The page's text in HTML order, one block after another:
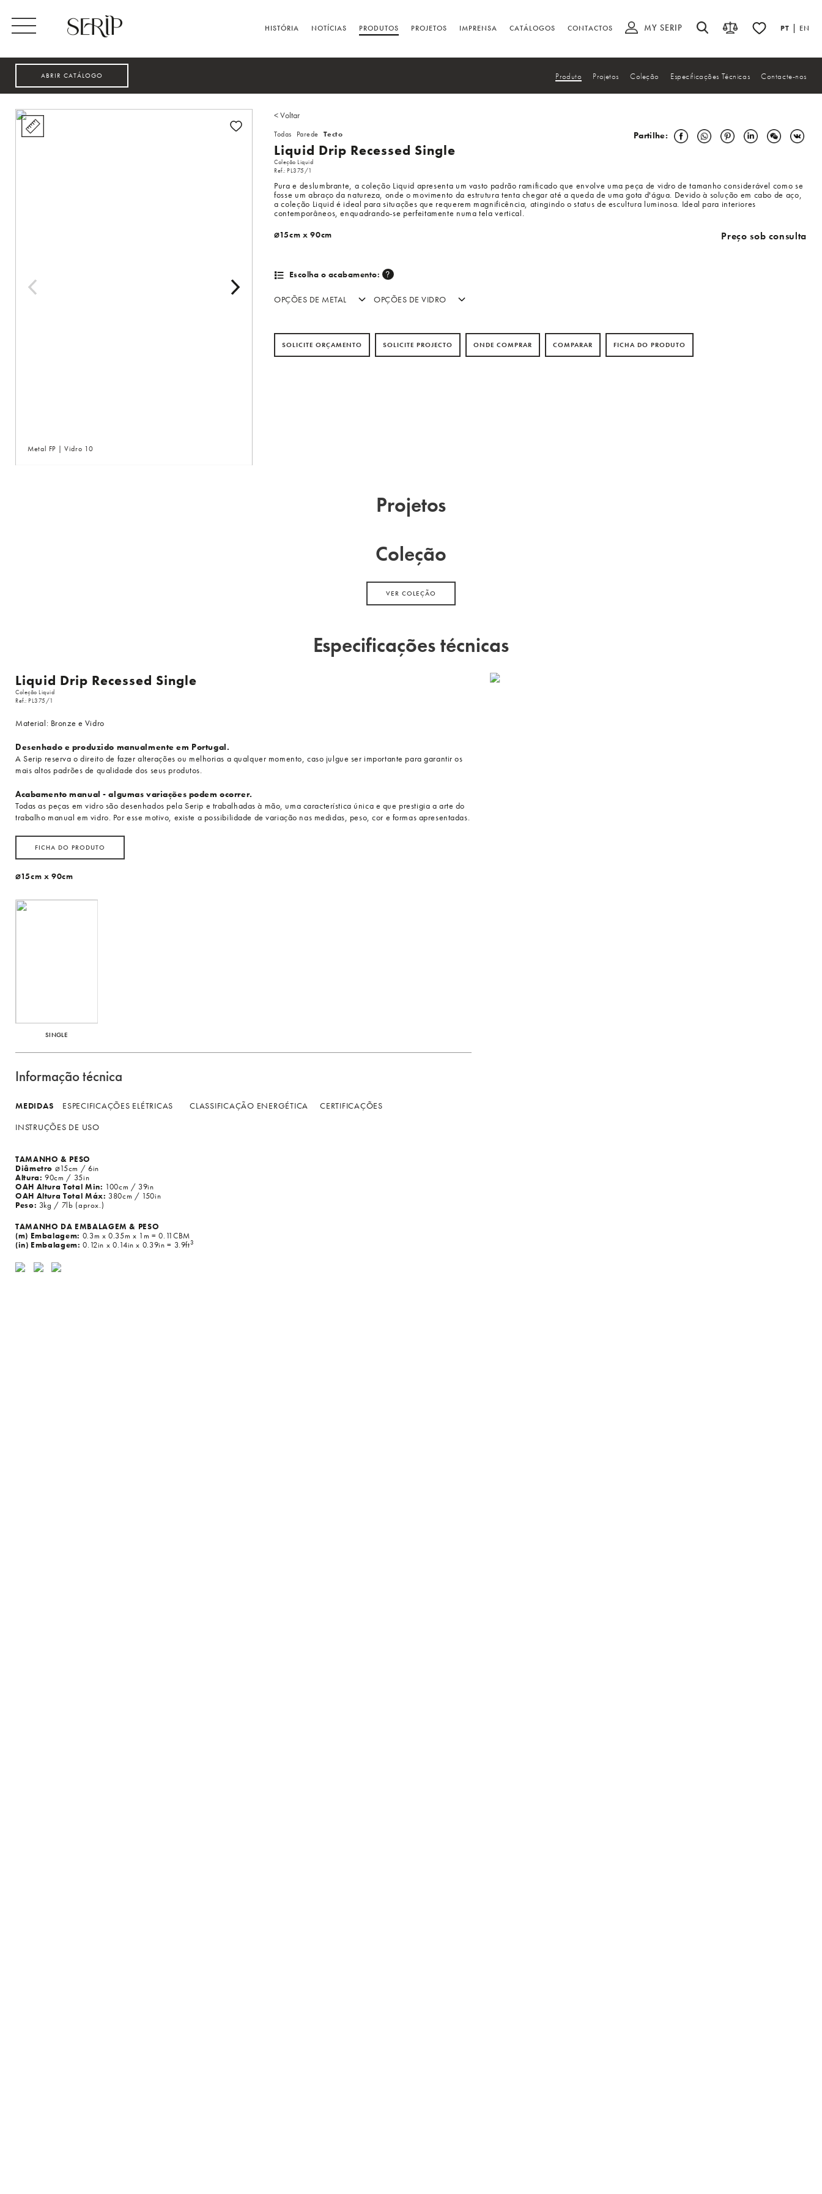
HISTÓRIA NOTÍCIAS PRODUTOS PROJETOS IMPRENSA CATÁLOGOS CONTACTOS MY SERIP PT | EN
ABRIR CATÁLOGO Produto Projetos Coleção Especificações Técnicas Contacte-nos
Metal FP | Vidro 10
< Voltar
Todas Parede Tecto
Liquid Drip Recessed Single
Coleção Liquid
Ref.: PL375/1
Partilhe:
Pura e deslumbrante, a coleção Liquid apresenta um vasto padrão ramificado que envolve uma peça de vidro de tamanho considerável como se
fosse um abraço da natureza, onde o movimento da estrutura tenta chegar até a queda de uma gota d'água. Devido à solução em cabo de aço,
a coleção Liquid é ideal para situações que requerem magnificência, atingindo o status de escultura luminosa. Ideal para interiores
contemporâneos, enquadrando-se perfeitamente numa tela vertical.
⌀15cm x 90cm
Preço sob consulta
Escolha o acabamento: ?
OPÇÕES DE METAL OPÇÕES DE VIDRO
SOLICITE ORÇAMENTO SOLICITE PROJECTO ONDE COMPRAR COMPARAR FICHA DO PRODUTO
Projetos
Coleção
VER COLEÇÃO
Especificações técnicas
Liquid Drip Recessed Single
Coleção Liquid
Ref.: PL375/1
Material: Bronze e Vidro
Desenhado e produzido manualmente em Portugal.
A Serip reserva o direito de fazer alterações ou melhorias a qualquer momento, caso julgue ser importante para garantir os
mais altos padrões de qualidade dos seus produtos.
Acabamento manual - algumas variações podem ocorrer.
Todas as peças em vidro são desenhados pela Serip e trabalhadas à mão, uma característica única e que prestigia a arte do
trabalho manual em vidro. Por esse motivo, existe a possibilidade de variação nas medidas, peso, cor e formas apresentadas.
FICHA DO PRODUTO
⌀15cm x 90cm
SINGLE
Informação técnica
MEDIDAS ESPECIFICAÇÕES ELÉTRICAS CLASSIFICAÇÃO ENERGÉTICA
CERTIFICAÇÕES
INSTRUÇÕES DE USO
TAMANHO & PESO
Diâmetro ⌀15cm / 6in
Altura: 90cm / 35in
OAH Altura Total Min: 100cm / 39in
OAH Altura Total Máx: 380cm / 150in
Peso: 3kg / 7lb (aprox.)
TAMANHO DA EMBALAGEM & PESO
(m) Embalagem: 0.3m x 0.35m x 1m = 0.11CBM
(in) Embalagem: 0.12in x 0.14in x 0.39in = 3.9ft3